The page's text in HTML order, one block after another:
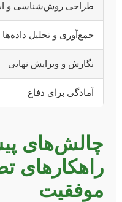
طراحی روش‌شناسی و
جمع‌آوری و تحلیل داده‌ها
نگارش و ویرایش نهایی
آمادگی برای دفاع
چالش‌های
راهکارهای
موفقیت